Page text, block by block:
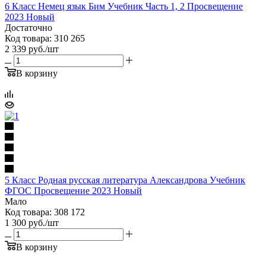
6 Класс Немец язык Бим Учебник Часть 1, 2 Просвещение
2023 Новый
Достаточно
Код товара: 310 265
2 339 руб./шт
В корзину
5 Класс Родная русская литература Александрова Учебник
ФГОС Просвещение 2023 Новый
Мало
Код товара: 308 172
1 300 руб./шт
В корзину